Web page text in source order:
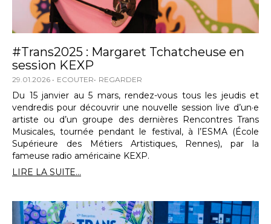
#Trans2025 : Margaret Tchatcheuse en
session KEXP
29.01.2026 ECOUTER REGARDER
Du 15 janvier au 5 mars, rendez-vous tous les jeudis et
vendredis pour découvrir une nouvelle session live d’un·e
artiste ou d’un groupe des dernières Rencontres Trans
Musicales, tournée pendant le festival, à l’ESMA (École
Supérieure des Métiers Artistiques, Rennes), par la
fameuse radio américaine KEXP.
LIRE LA SUITE...